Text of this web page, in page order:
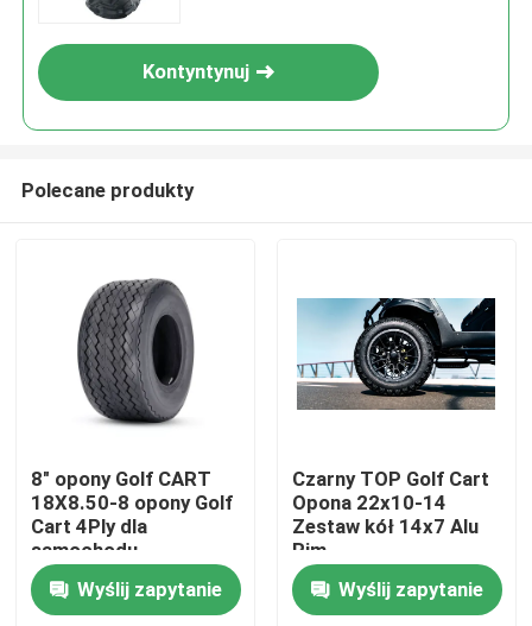
Dom
Produkty
Kontyntynuj
Polecane produkty
8" opony Golf CART
18X8.50-8 opony Golf
Cart 4Ply dla
samochodu
klubowego ezgo
YamahaWyślij zapytanie
Czarny TOP Golf Cart
Opona 22x10-14
Zestaw kół 14x7 Alu
Rim
Wyślij zapytanie